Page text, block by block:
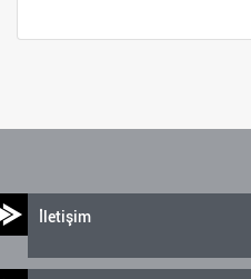
İletişim